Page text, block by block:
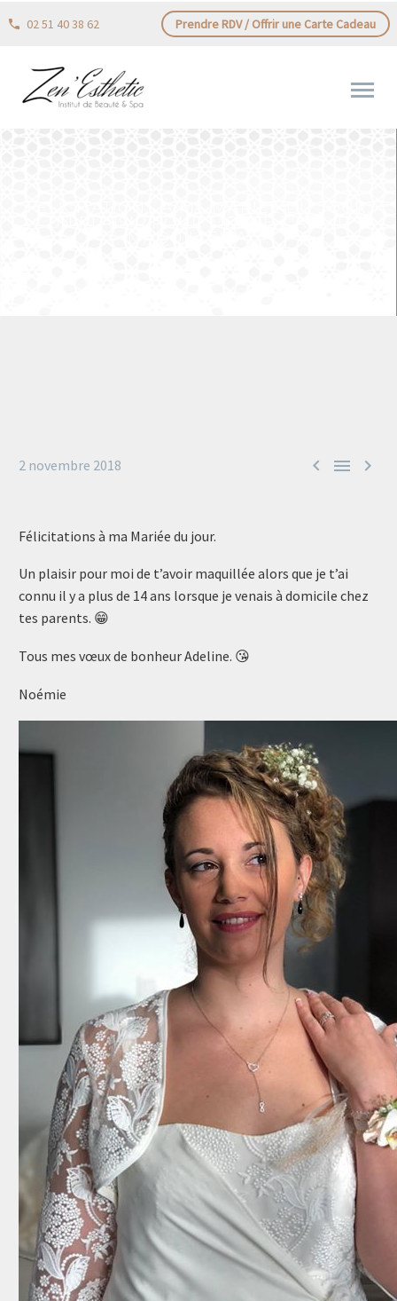
02 51 40 38 62 Prendre RDV / Offrir une Carte Cadeau
  
2 novembre 2018
Félicitations à ma Mariée du jour.
Un plaisir pour moi de t’avoir maquillée alors que je t’ai
connu il y a plus de 14 ans lorsque je venais à domicile chez
tes parents. 😁
Tous mes vœux de bonheur Adeline. 😘
Noémie